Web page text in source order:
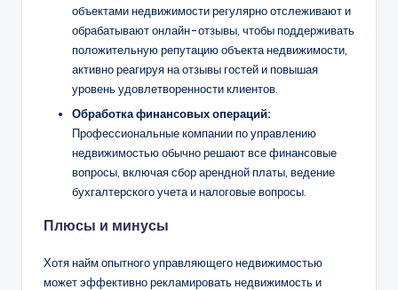
объектами недвижимости регулярно отслеживают и
обрабатывают онлайн-отзывы, чтобы поддерживать
положительную репутацию объекта недвижимости,
активно реагируя на отзывы гостей и повышая
уровень удовлетворенности клиентов.
Обработка финансовых операций:
Профессиональные компании по управлению
недвижимостью обычно решают все финансовые
вопросы, включая сбор арендной платы, ведение
бухгалтерского учета и налоговые вопросы.
Плюсы и минусы
Хотя найм опытного управляющего недвижимостью
может эффективно рекламировать недвижимость и